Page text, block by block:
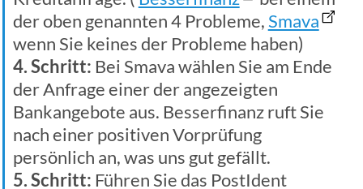
der oben genannten 4 Probleme,Smava
wenn Sie keines der Probleme haben)
4. Schritt: Bei Smava wählen Sie am Ende
der Anfrage einer der angezeigten
Bankangebote aus. Besserfinanz ruft Sie
nach einer positiven Vorprüfung
persönlich an, was uns gut gefällt.
5. Schritt: Führen Sie das PostIdent